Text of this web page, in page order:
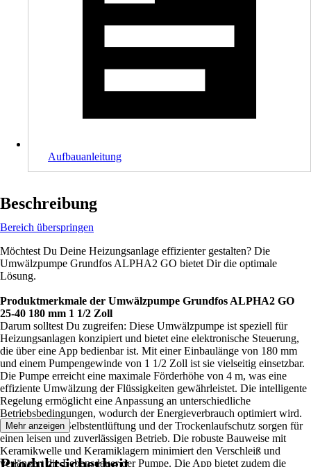
Aufbauanleitung
Beschreibung
Bereich überspringen
Möchtest Du Deine Heizungsanlage effizienter gestalten? Die
Umwälzpumpe Grundfos ALPHA2 GO bietet Dir die optimale
Lösung.
Produktmerkmale der Umwälzpumpe Grundfos ALPHA2 GO
25-40 180 mm 1 1/2 Zoll
Darum solltest Du zugreifen: Diese Umwälzpumpe ist speziell für
Heizungsanlagen konzipiert und bietet eine elektronische Steuerung,
die über eine App bedienbar ist. Mit einer Einbaulänge von 180 mm
und einem Pumpengewinde von 1 1/2 Zoll ist sie vielseitig einsetzbar.
Die Pumpe erreicht eine maximale Förderhöhe von 4 m, was eine
effiziente Umwälzung der Flüssigkeiten gewährleistet. Die intelligente
Regelung ermöglicht eine Anpassung an unterschiedliche
Betriebsbedingungen, wodurch der Energieverbrauch optimiert wird.
Die integrierte Selbstentlüftung und der Trockenlaufschutz sorgen für
einen leisen und zuverlässigen Betrieb. Die robuste Bauweise mit
Keramikwelle und Keramiklagern minimiert den Verschleiß und
verlängert die Lebensdauer der Pumpe. Die App bietet zudem die
Mehr anzeigen